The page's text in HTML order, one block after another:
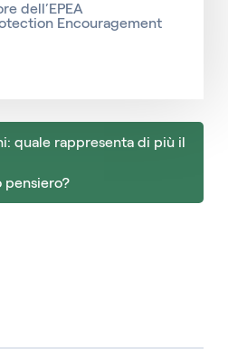
dell’EPEA
Encouragement
quale rappresenta di più il
pensiero?